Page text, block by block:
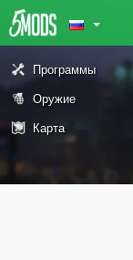
Программы
Оружие
Карта